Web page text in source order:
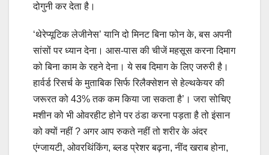
दोगुनी कर देता है।
‘थेरेप्यूटिक लेजीनेस’ यानि दो मिनट बिना फोन के, बस अपनी
सांसों पर ध्यान देना। आस-पास की चीजें महसूस करना दिमाग
को बिना काम के रहने देना। ये सब दिमाग के लिए जरुरी है।
हार्वर्ड रिसर्च के मुताबिक सिर्फ रिलैक्सेशन से हेल्थकेयर की
जरूरत को 43% तक कम किया जा सकता है’। जरा सोचिए
मशीन को भी ओवरहीट होने पर ठंडा करना पड़ता है तो इंसान
को क्यों नहीं ? अगर आप रुकते नहीं तो शरीर के अंदर
एंग्जायटी, ओवरथिंकिंग, ब्लड प्रेशर बढ़ना, नींद खराब होना,